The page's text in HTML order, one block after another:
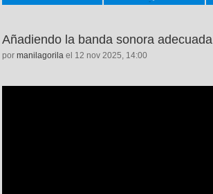
Añadiendo la banda sonora adecuada
por manilagorila el 12 nov 2025, 14:00